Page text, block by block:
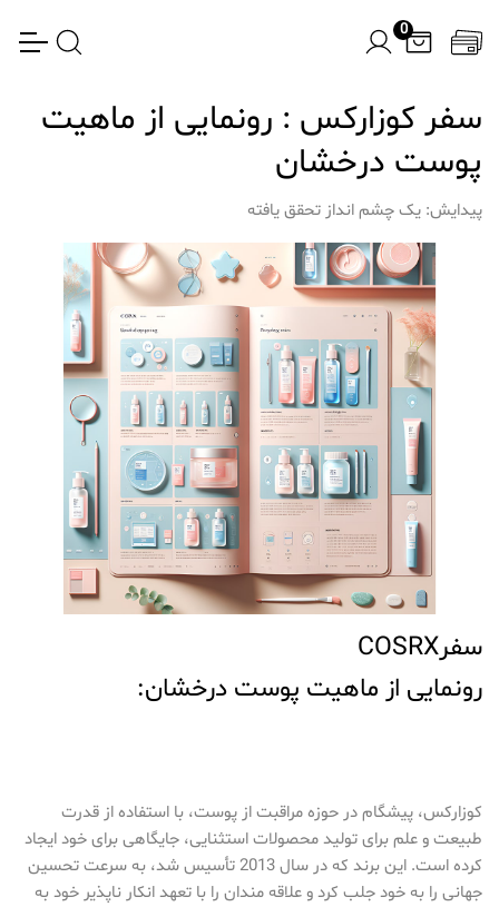
0
سفر کوزارکس : رونمایی از ماهیت
پوست درخشان
پیدایش: یک چشم انداز تحقق یافته
سفرCOSRX
رونمایی از ماهیت پوست درخشان:
کوزارکس، پیشگام در حوزه مراقبت از پوست، با استفاده از قدرت
طبیعت و علم برای تولید محصولات استثنایی، جایگاهی برای خود ایجاد
کرده است. این برند که در سال 2013 تأسیس شد، به سرعت تحسین
جهانی را به خود جلب کرد و علاقه مندان را با تعهد انکار ناپذیر خود به